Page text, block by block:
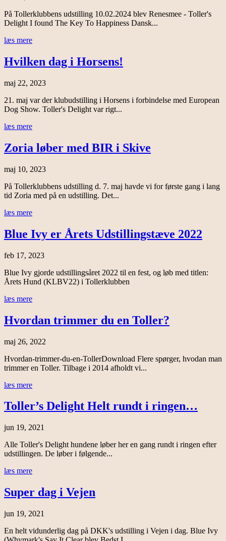
På Tollerklubbens udstilling 10.02.2024 blev Renesmee - Toller's
Delight I found The Key To Happiness Dansk...
læs mere
Hvilken dag i Horsens!
maj 22, 2023
21. maj var der klubudstilling i Horsens i forbindelse med European
Dog Show. Toller's Delight var rigt...
læs mere
Zoria løber med BIR i Skive
maj 10, 2023
På Tollerklubbens udstilling d. 7. maj havde vi for første gang i lang
tid Zoria med på en udstilling. Det...
læs mere
Blue Ivy er Årets Udstillingstæve 2022
feb 17, 2023
Blue Ivy gjorde udstillingsåret 2022 til en fest, og løb med titlen:
Årets Hund (KLBV22) i Tollerklubben
læs mere
Hvordan trimmer du en Toller?
maj 26, 2022
Hvordan-trimmer-du-en-TollerDownload Flere spørger, hvodan man
trimmer en Toller. Tilbage i 2014 afholdt vi...
læs mere
Toller’s Delight Helt rundt i ringen…
jun 19, 2021
Alle Toller's Delight hundene løber her en gang rundt i ringen efter
udstillingen. De løber i følgende...
læs mere
Super dag i Vejen
jun 19, 2021
En helt vidunderlig dag på DKK's udstilling i Vejen i dag. Blue Ivy